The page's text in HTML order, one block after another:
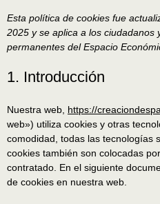
Esta política de cookies fue
2025 y se aplica a los ciudadanos
permanentes del Espacio
1. Introducción
Nuestra web, https://
web») utiliza cookies y otras
comodidad, todas las tecnologías
cookies también son colocadas
contratado. En el siguiente
de cookies en nuestra web.